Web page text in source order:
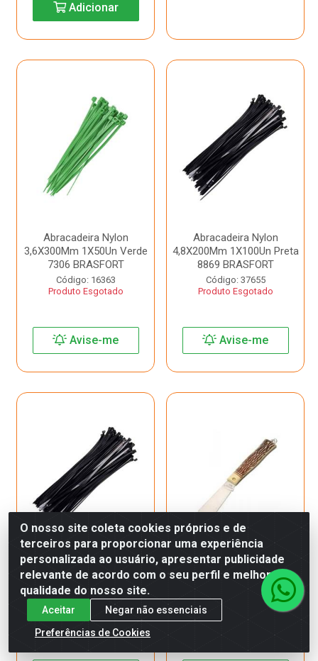
Adicionar
Abracadeira Nylon
3,6X300Mm 1X50Un Verde
7306 BRASFORT
Código: 16363
Produto Esgotado
Avise-me
Abracadeira Nylon
4,8X200Mm 1X100Un Preta
8869 BRASFORT
Código: 37655
Produto Esgotado
Avise-me
Abracadeira Nylon
4,8X400Mm 1X100Un Preta
8874 BRASFORT
Código: 29656
Produto Esgotado
Canivete Inox Chato
Brasfort 8119
Código: 12139
Produto Esgotado
O nosso site coleta cookies próprios e de
terceiros para proporcionar uma experiência
personalizada ao usuário, apresentar publicidade
relevante de acordo com o seu perfil e melhorar a
qualidade do nosso site.
Aceitar
Negar não essenciais
Preferências de Cookies